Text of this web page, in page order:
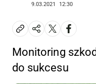
9.03.2021 12:30
Monitoring
do sukcesu